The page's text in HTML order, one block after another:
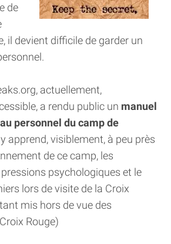
de
il devient difficile de garder un
actuellement,
a rendu public un manuel
personnel du camp de
y apprend, visiblement, à peu près
de ce camp, les
psychologiques et le
lors de visite de la Croix
mis hors de vue des
Rouge)